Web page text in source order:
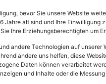
bevor Sie unsere Website
Jahre alt sind und Ihre Einwilligung
Ihre Erziehungsberechtigten um
andere Technologien auf unserer
andere uns helfen, diese
Daten können verarbeitet
und Inhalte oder die